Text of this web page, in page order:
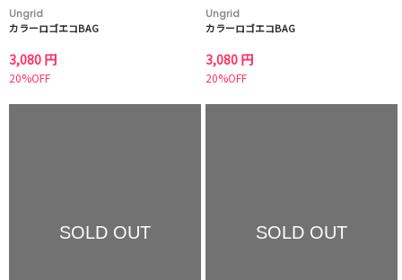
Ungrid
カラーロゴエコBAG
3,080 円
20%OFF
Ungrid
カラーロゴエコBAG
3,080 円
20%OFF
SOLD OUT SOLD OUT